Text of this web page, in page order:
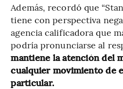
Además, recordó que
tiene con perspectiva
agencia calificadora que
podría pronunciarse al
mantiene la atención del
cualquier movimiento de
particular.